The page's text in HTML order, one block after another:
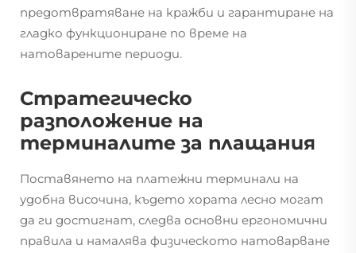
предотвратяване на кражби и гарантиране на
гладко функциониране по време на
натоварените периоди.
Стратегическо
разположение на
терминалите за плащания
Поставянето на платежни терминали на
удобна височина, където хората лесно могат
да ги достигнат, следва основни ергономични
правила и намалява физическото натоварване